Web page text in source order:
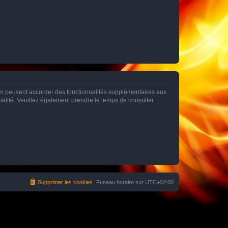
peuvent accorder des fonctionnalités supplémentaires aux
Veuillez également prendre le temps de consulter
Fuseau horaire sur UTC+02:00
Supprimer les cookies